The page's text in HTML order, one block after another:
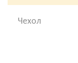
Чехол